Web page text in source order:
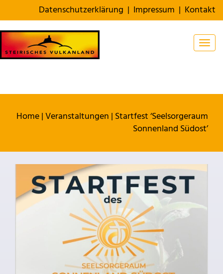
Datenschutzerklärung | Impressum | Kontakt
Home|Veranstaltungen | Startfest ‘Seelsorgeraum
Sonnenland Südost’